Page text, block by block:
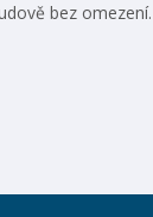
bez omezení.